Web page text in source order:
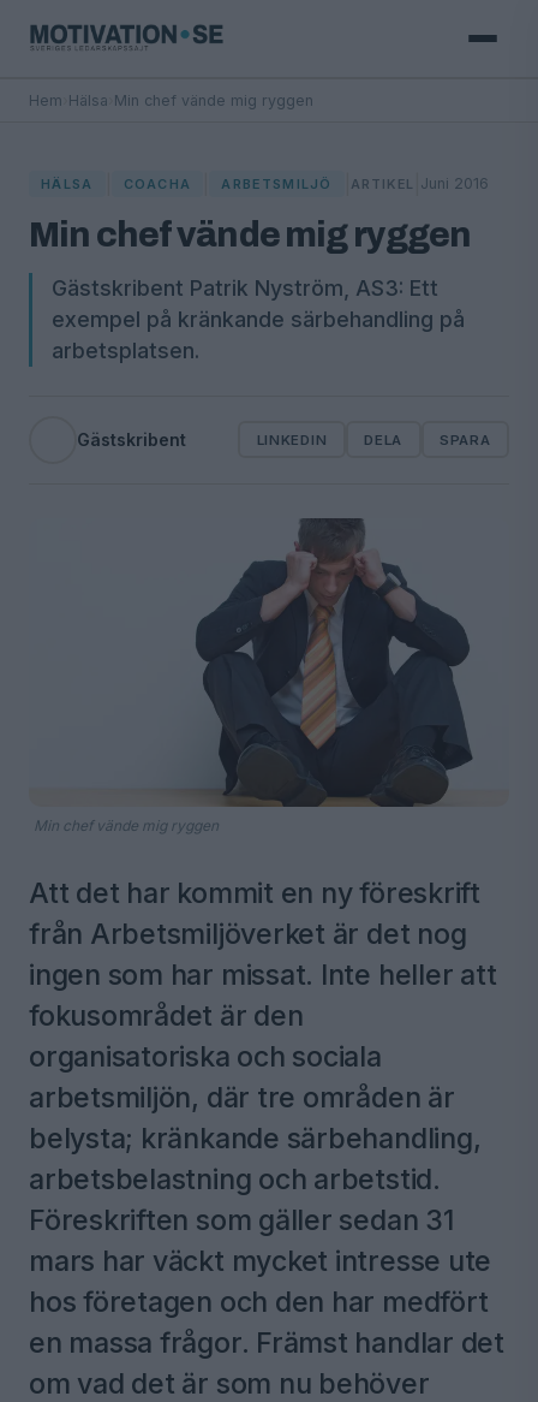
Hem Hälsa Min chef vände mig ryggen
HÄLSA COACHA ARBETSMILJÖ ARTIKEL Juni 2016
Min chef vände mig ryggen
Gästskribent Patrik Nyström, AS3: Ett
exempel på kränkande särbehandling på
arbetsplatsen.
Gästskribent LINKEDIN DELA SPARA
Min chef vände mig ryggen
Att det har kommit en ny föreskrift
från Arbetsmiljöverket är det nog
ingen som har missat. Inte heller att
fokusområdet är den
organisatoriska och sociala
arbetsmiljön, där tre områden är
belysta; kränkande särbehandling,
arbetsbelastning och arbetstid.
Föreskriften som gäller sedan 31
mars har väckt mycket intresse ute
hos företagen och den har medfört
en massa frågor. Främst handlar det
om vad det är som nu behöver